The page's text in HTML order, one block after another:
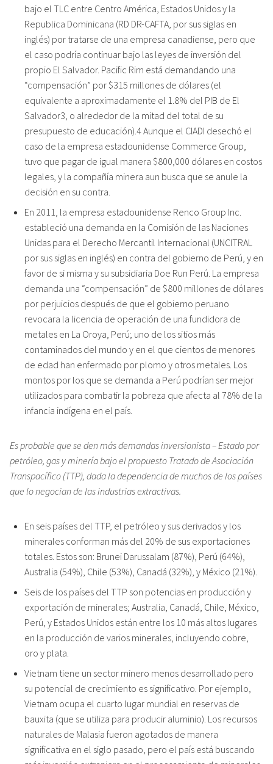
bajo el TLC entre Centro América, Estados Unidos y la
Republica Dominicana (RD DR-CAFTA, por sus siglas en
inglés) por tratarse de una empresa canadiense, pero que
el caso podría continuar bajo las leyes de inversión del
propio El Salvador. Pacific Rim está demandando una
“compensación” por $315 millones de dólares (el
equivalente a aproximadamente el 1.8% del PIB de El
Salvador3, o alrededor de la mitad del total de su
presupuesto de educación).4 Aunque el CIADI desechó el
caso de la empresa estadounidense Commerce Group,
tuvo que pagar de igual manera $800,000 dólares en costos
legales, y la compañía minera aun busca que se anule la
decisión en su contra.
En 2011, la empresa estadounidense Renco Group Inc.
estableció una demanda en la Comisión de las Naciones
Unidas para el Derecho Mercantil Internacional (UNCITRAL
por sus siglas en inglés) en contra del gobierno de Perú, y en
favor de si misma y su subsidiaria Doe Run Perú. La empresa
demanda una “compensación” de $800 millones de dólares
por perjuicios después de que el gobierno peruano
revocara la licencia de operación de una fundidora de
metales en La Oroya, Perú; uno de los sitios más
contaminados del mundo y en el que cientos de menores
de edad han enfermado por plomo y otros metales. Los
montos por los que se demanda a Perú podrían ser mejor
utilizados para combatir la pobreza que afecta al 78% de la
infancia indígena en el país.
Es probable que se den más demandas inversionista – Estado por
petróleo, gas y minería bajo el propuesto Tratado de Asociación
Transpacífico (TTP), dada la dependencia de muchos de los países
que lo negocian de las industrias extractivas.
En seis países del TTP, el petróleo y sus derivados y los
minerales conforman más del 20% de sus exportaciones
totales. Estos son: Brunei Darussalam (87%), Perú (64%),
Australia (54%), Chile (53%), Canadá (32%), y México (21%).
Seis de los países del TTP son potencias en producción y
exportación de minerales; Australia, Canadá, Chile, México,
Perú, y Estados Unidos están entre los 10 más altos lugares
en la producción de varios minerales, incluyendo cobre,
oro y plata.
Vietnam tiene un sector minero menos desarrollado pero
su potencial de crecimiento es significativo. Por ejemplo,
Vietnam ocupa el cuarto lugar mundial en reservas de
bauxita (que se utiliza para producir aluminio). Los recursos
naturales de Malasia fueron agotados de manera
significativa en el siglo pasado, pero el país está buscando